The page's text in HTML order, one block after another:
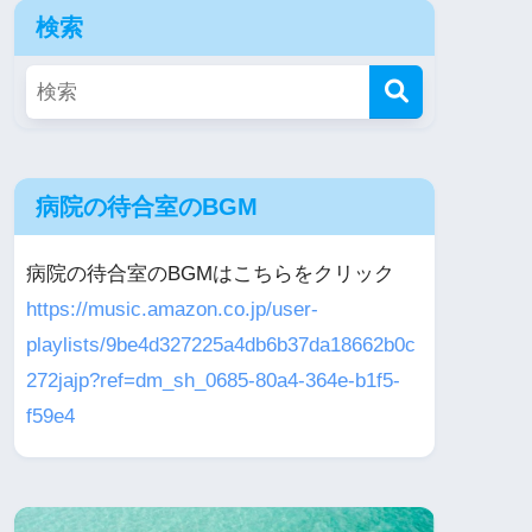
検索
病院の待合室のBGM
病院の待合室のBGMはこちらをクリック
https://music.amazon.co.jp/user-
playlists/9be4d327225a4db6b37da18662b0c
272jajp?ref=dm_sh_0685-80a4-364e-b1f5-
f59e4